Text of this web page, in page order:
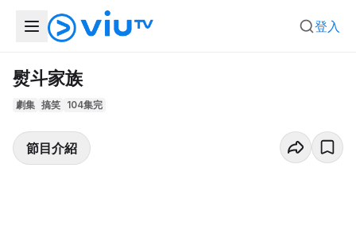
登入
熨斗家族
劇集 搞笑 104集完
節目介紹